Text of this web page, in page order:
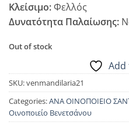
Κλείσιμο:Φελλός
Δυνατότητα Παλαίωσης:
Out of stock
Add
SKU:venmandilaria21
Categories:ΑΝΑ ΟΙΝΟΠΟΙΕΙΟ
Οινοποιείο Βενετσάνου